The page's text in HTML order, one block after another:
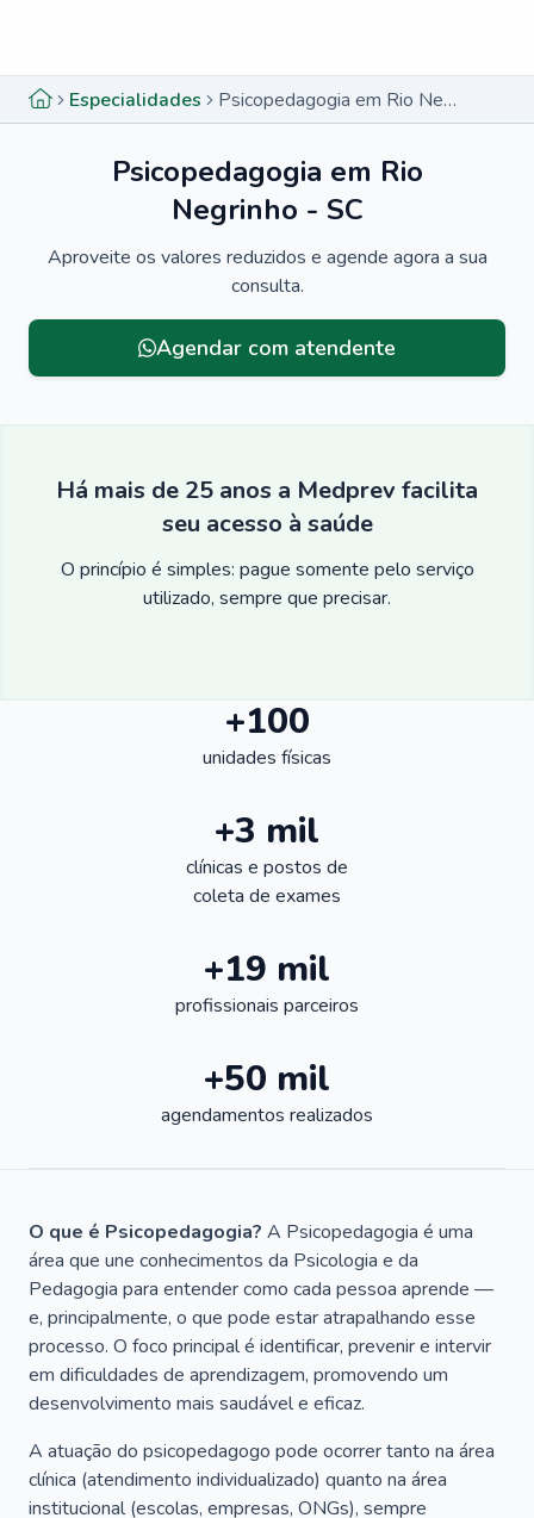
Especialidades Psicopedagogia em Rio Negrinho - SC
Psicopedagogia em Rio
Negrinho - SC
Aproveite os valores reduzidos e agende agora a sua
consulta.
Agendar com atendente
Há mais de 25 anos a Medprev facilita
seu acesso à saúde
O princípio é simples: pague somente pelo serviço
utilizado, sempre que precisar.
+100
unidades físicas
+3 mil
clínicas e postos de
coleta de exames
+19 mil
profissionais parceiros
+50 mil
agendamentos realizados
O que é Psicopedagogia? A Psicopedagogia é uma
área que une conhecimentos da Psicologia e da
Pedagogia para entender como cada pessoa aprende —
e, principalmente, o que pode estar atrapalhando esse
processo. O foco principal é identificar, prevenir e intervir
em dificuldades de aprendizagem, promovendo um
desenvolvimento mais saudável e eficaz.
A atuação do psicopedagogo pode ocorrer tanto na área
clínica (atendimento individualizado) quanto na área
institucional (escolas, empresas, ONGs), sempre